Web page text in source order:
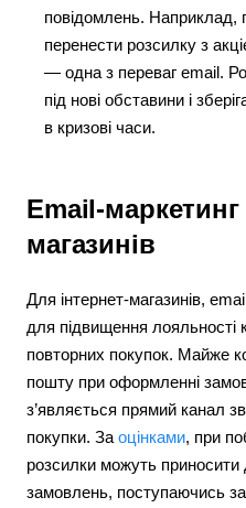
повідомлень. Наприклад,
перенести розсилку з
— одна з переваг email.
під нові обставини і
в кризові часи.
Email-маркетинг
магазинів
Для інтернет-магазинів,
для підвищення лояльності
повторних покупок. Майже
пошту при оформленні
з’являється прямий канал
покупки. За оцінками, при
розсилки можуть приносити
замовлень, поступаючись